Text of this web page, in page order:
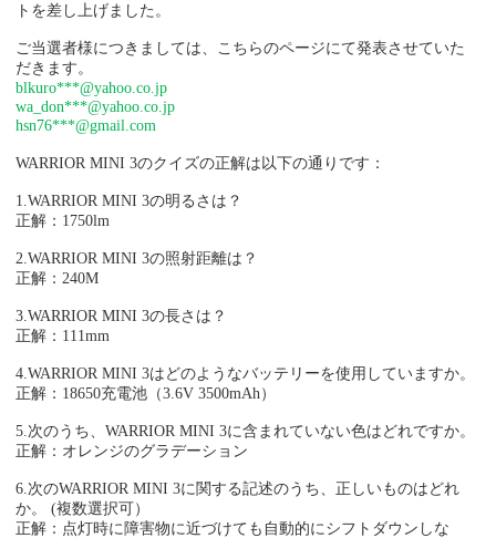
トを差し上げました。
ご当選者様につきましては、こちらのページにて発表させていた
だきます。
blkuro***@yahoo.co.jp
wa_don***@yahoo.co.jp
hsn76***@gmail.com
WARRIOR MINI 3のクイズの正解は以下の通りです：
1.WARRIOR MINI 3の明るさは？
正解：1750lm
2.WARRIOR MINI 3の照射距離は？
正解：240M
3.WARRIOR MINI 3の長さは？
正解：111mm
4.WARRIOR MINI 3はどのようなバッテリーを使用していますか。
正解：18650充電池（3.6V 3500mAh）
5.次のうち、WARRIOR MINI 3に含まれていない色はどれですか。
正解：オレンジのグラデーション
6.次のWARRIOR MINI 3に関する記述のうち、正しいものはどれ
か。 (複数選択可）
正解：点灯時に障害物に近づけても自動的にシフトダウンしな